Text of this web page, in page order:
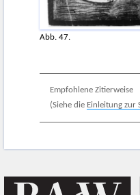
Abb. 47.
Empfohlene Zitierweise
(Siehe die Einleitung zur